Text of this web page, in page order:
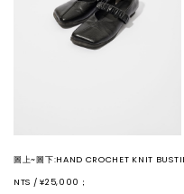
圖上~圖下:HAND CROCHET KNIT
NTS / ¥25,000；